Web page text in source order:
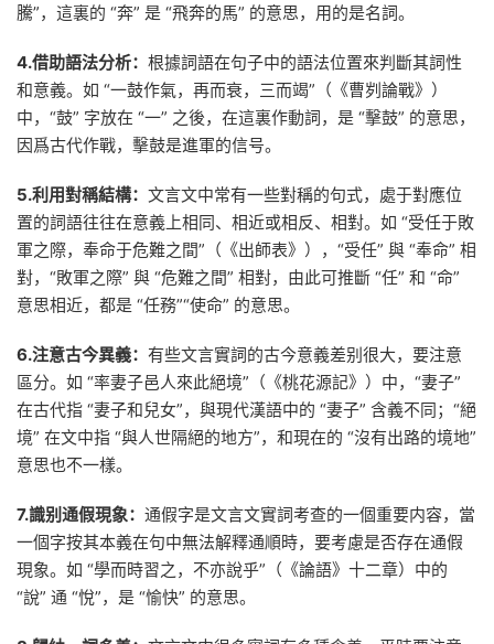
騰”，這裏的 “奔” 是 “飛奔的馬” 的意思，用的是名詞。
4.借助語法分析： 根據詞語在句子中的語法位置來判斷其詞性
和意義。如 “一鼓作氣，再而衰，三而竭”（《曹刿論戰》）
中，“鼓” 字放在 “一” 之後，在這裏作動詞，是 “擊鼓” 的意思，
因爲古代作戰，擊鼓是進軍的信号。
5.利用對稱結構： 文言文中常有一些對稱的句式，處于對應位
置的詞語往往在意義上相同、相近或相反、相對。如 “受任于敗
軍之際，奉命于危難之間”（《出師表》），“受任” 與 “奉命” 相
對，“敗軍之際” 與 “危難之間” 相對，由此可推斷 “任” 和 “命”
意思相近，都是 “任務”“使命” 的意思。
6.注意古今異義： 有些文言實詞的古今意義差别很大，要注意
區分。如 “率妻子邑人來此絕境”（《桃花源記》）中，“妻子”
在古代指 “妻子和兒女”，與現代漢語中的 “妻子” 含義不同；“絕
境” 在文中指 “與人世隔絕的地方”，和現在的 “沒有出路的境地”
意思也不一樣。
7.識别通假現象： 通假字是文言文實詞考查的一個重要内容，當
一個字按其本義在句中無法解釋通順時，要考慮是否存在通假
現象。如 “學而時習之，不亦說乎”（《論語》十二章）中的
“說” 通 “悅”，是 “愉快” 的意思。